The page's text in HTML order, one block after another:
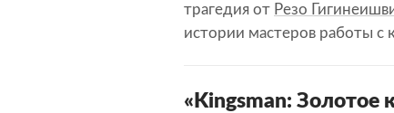
трагедия от Резо
истории мастеров работы с
«Kingsman: Золотое